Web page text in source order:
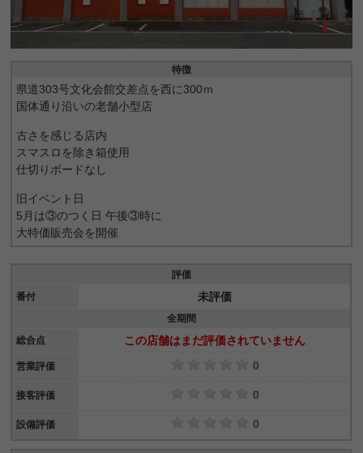
特徴
県道303号文化会館交差点を西に300ｍ
国体通り沿いの老舗小型店
古さを感じる店内
スマスロを除き箱使用
仕切りボードなし
旧イベント日
5月は③のつく日 午後③時に
大特価販売会を開催
評価
番付
未評価
全期間
総合点
この店舗はまだ評価されていません
営業評価 0
接客評価 0
設備評価 0